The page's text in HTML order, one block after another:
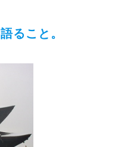
ること。